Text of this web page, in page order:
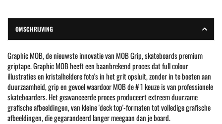
OMSCHRIJVING
Graphic MOB, de nieuwste innovatie van MOB Grip, skateboards premium
griptape. Graphic MOB heeft een baanbrekend proces dat full colour
illustraties en kristalheldere foto's in het grit opsluit, zonder in te boeten aan
duurzaamheid, grip en gevoel waardoor MOB de # 1 keuze is van professionele
skateboarders. Het geavanceerde proces produceert extreem duurzame
grafische afbeeldingen, van kleine 'deck top'-formaten tot volledige grafische
afbeeldingen, die gegarandeerd langer meegaan dan je board.